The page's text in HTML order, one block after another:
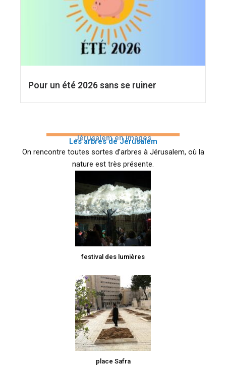
Pour un été 2026 sans se ruiner
Jérusalem en images
Les arbres de Jérusalem
On rencontre toutes sortes d’arbres à Jérusalem, où la
nature est très présente.
festival des lumières
place Safra